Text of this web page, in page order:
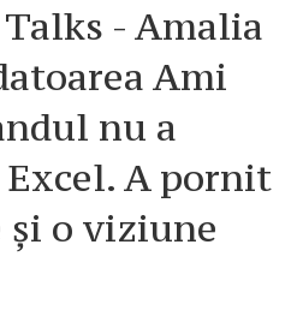
- Amalia
Ami
nu a
A pornit
și o viziune